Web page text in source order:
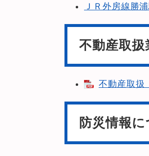
ＪＲ外房線勝
不動産取扱
不動産取扱
防災情報に